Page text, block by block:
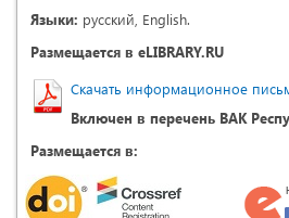
Языки: русский, English.
Размещается в eLIBRARY.RU
Скачать информационное
Включен в перечень ВАК
Размещается в: